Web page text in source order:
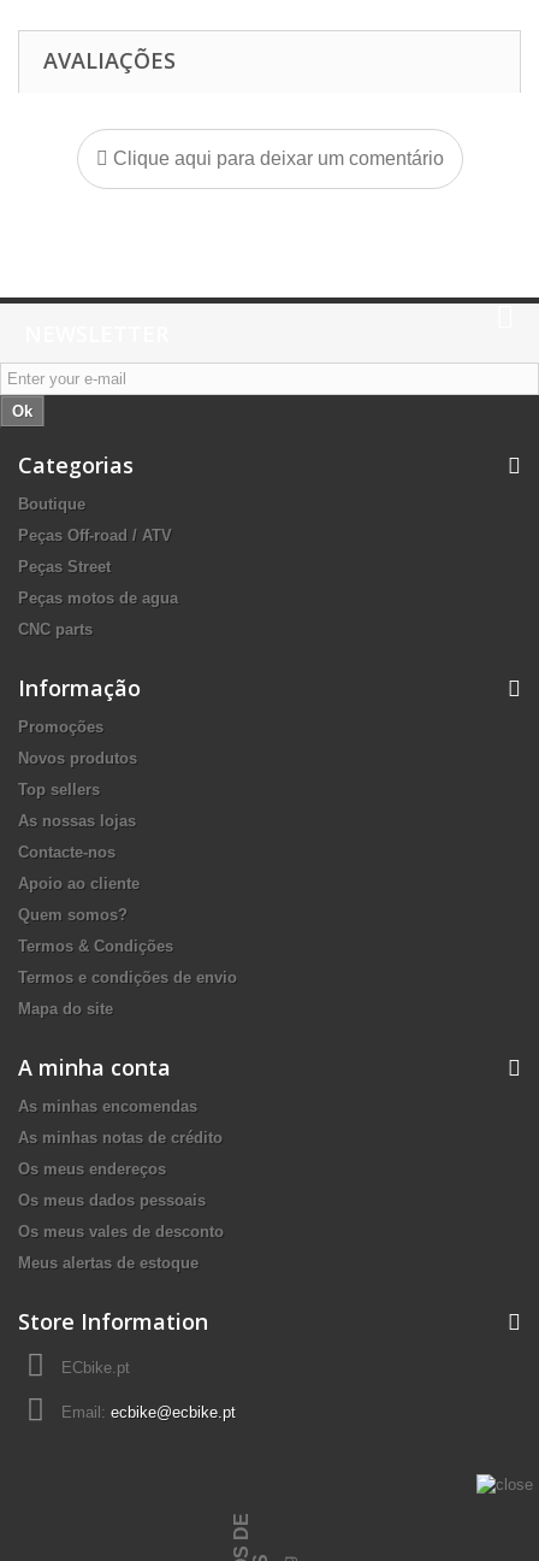
AVALIAÇÕES
Clique aqui para deixar um comentário
Ok
Categorias
Boutique
Peças Off-road / ATV
Peças Street
Peças motos de agua
CNC parts
Informação
Promoções
Novos produtos
Top sellers
As nossas lojas
Contacte-nos
Apoio ao cliente
Quem somos?
Termos & Condições
Termos e condições de envio
Mapa do site
A minha conta
As minhas encomendas
As minhas notas de crédito
Os meus endereços
Os meus dados pessoais
Os meus vales de desconto
Meus alertas de estoque
Store Information
ECbike.pt
Email: ecbike@ecbike.pt